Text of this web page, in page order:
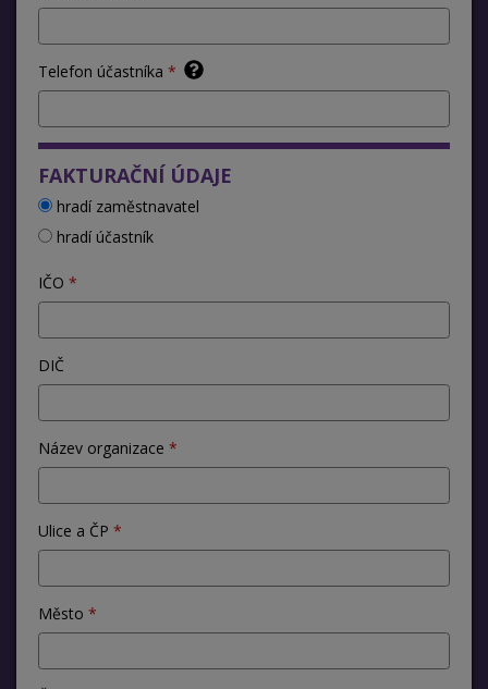
Telefon účastníka
FAKTURAČNÍ ÚDAJE
hradí zaměstnavatel
hradí účastník
IČO
DIČ
Název organizace
Ulice a ČP
Město